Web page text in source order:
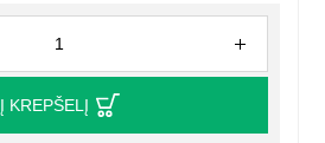
Į KREPŠELĮ